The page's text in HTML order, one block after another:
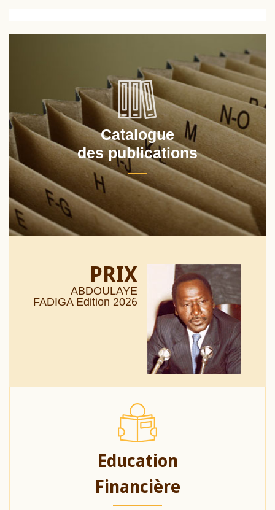
Catalogue
des publications
PRIX
ABDOULAYE
FADIGA Edition 2026
Education
Financière